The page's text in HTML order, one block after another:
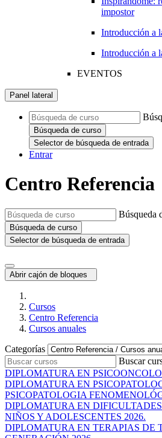
impostor
Introducción a
Introducción a
EVENTOS
Panel lateral
Búsqueda de curso
Selector de búsqueda de entrada
Entrar
Centro Referencia
Búsqueda
Búsqueda de curso
Selector de búsqueda de entrada
Abrir cajón de bloques
Cursos
Centro Referencia
Cursos anuales
Categorías
Buscar
DIPLOMATURA EN
DIPLOMATURA EN
PSICOPATOLOGIA
DIPLOMATURA EN
NIÑOS Y ADOLESCENTES 2026.
DIPLOMATURA EN TERAPIAS DE